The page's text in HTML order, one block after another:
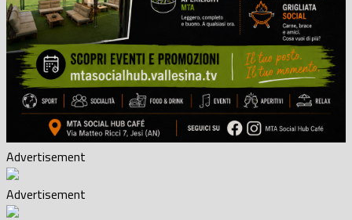
Advertisement
Advertisement